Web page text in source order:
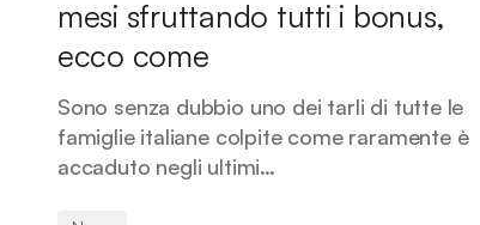
mesi sfruttando tutti i bonus,
ecco come
Sono senza dubbio uno dei tarli di tutte le
famiglie italiane colpite come raramente è
accaduto negli ultimi…